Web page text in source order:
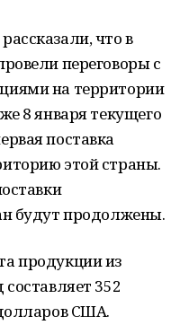
что в
переговоры с
на территории
8 января текущего
поставка
этой страны.
будут продолжены.
продукции из
352
США.